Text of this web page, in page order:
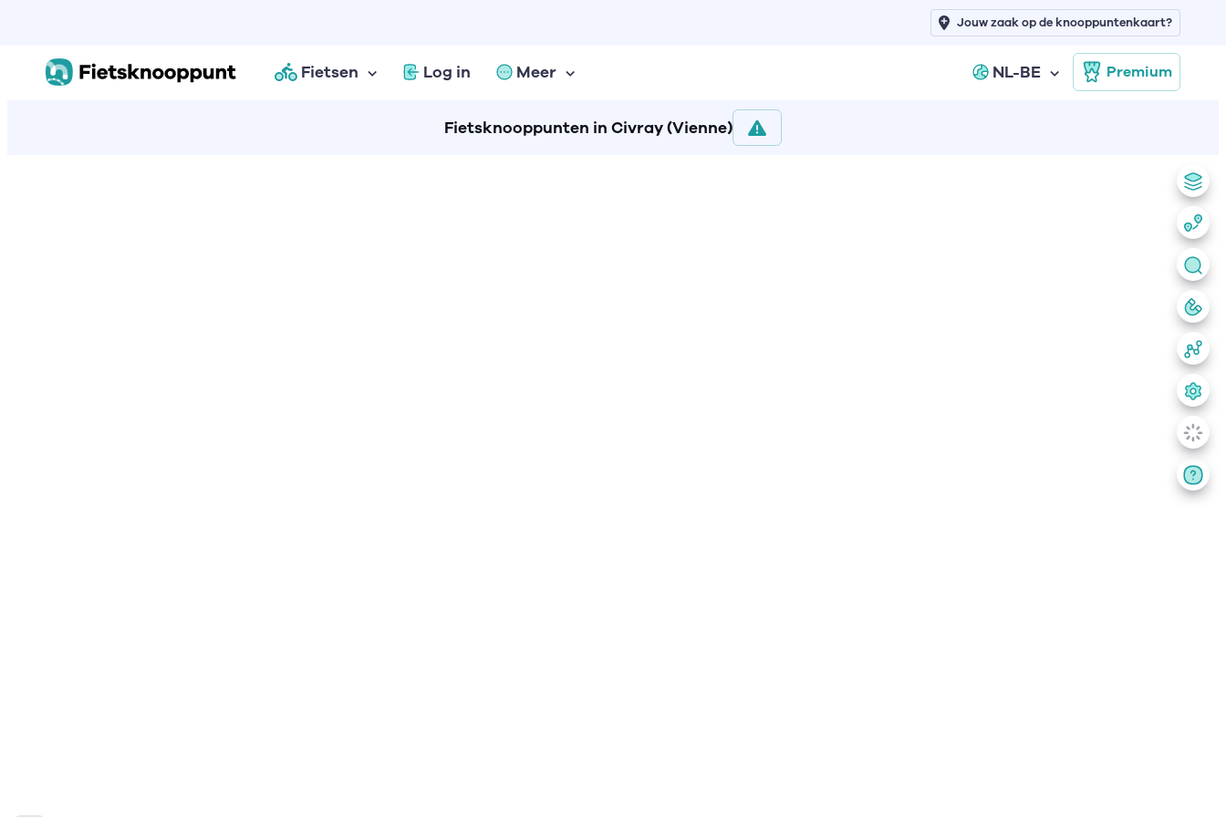
Fietsen Log in Meer NL-BE Premium
Jouw zaak op de knooppuntenkaart?
Fietsknooppunten in Civray (Vienne)